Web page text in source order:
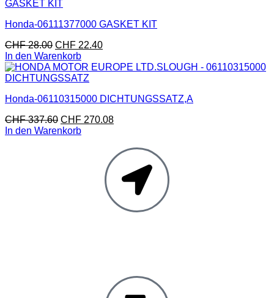
Honda-06111377000 GASKET KIT
CHF28.00 CHF 22.40
In den Warenkorb
Honda-06110315000 DICHTUNGSSATZ,A
CHF337.60 CHF 270.08
In den Warenkorb